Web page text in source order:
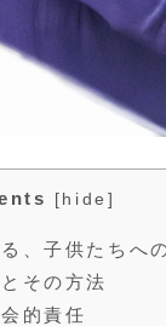
[ hide ]
、子供たちへ
その方法
的責任